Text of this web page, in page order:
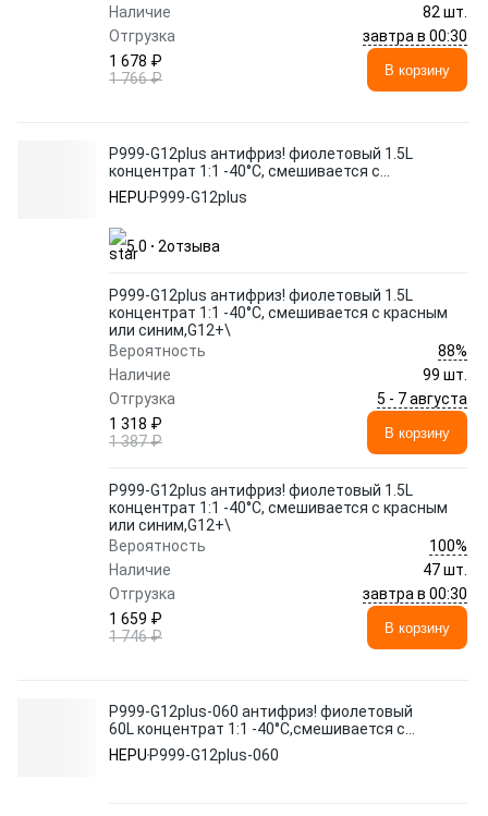
Наличие
82 шт.
Отгрузка
завтра в 00:30
1 678 ₽
1 766 ₽
В корзину
P999-G12plus антифриз! фиолетовый 1.5L
концентрат 1:1 -40°C, смешивается с
красным или синим,G12+\
HEPU P999-G12plus
5.0 2отзыва
P999-G12plus антифриз! фиолетовый 1.5L
концентрат 1:1 -40°C, смешивается с красным
или синим,G12+\
Вероятность
88%
Наличие
99 шт.
Отгрузка
5 - 7 августа
1 318 ₽
1 387 ₽
В корзину
P999-G12plus антифриз! фиолетовый 1.5L
концентрат 1:1 -40°C, смешивается с красным
или синим,G12+\
Вероятность
100%
Наличие
47 шт.
Отгрузка
завтра в 00:30
1 659 ₽
1 746 ₽
В корзину
P999-G12plus-060 антифриз! фиолетовый
60L концентрат 1:1 -40°C,смешивается с
красным или синим,G12+\
HEPU P999-G12plus-060